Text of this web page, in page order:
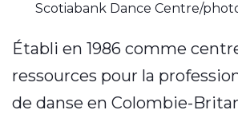
Scotiabank Dance Centre/
Établi en 1986 comme
ressources pour la
de danse en Colombie-